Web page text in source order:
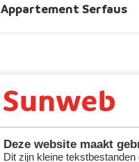
Deze website maakt
Dit zijn kleine
Appartement Serfaus